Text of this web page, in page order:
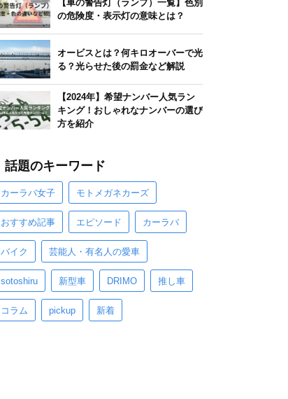
【車の警告灯（ランプ）一覧】色別
の危険度・表示灯の意味とは？
オービスとは？何キロオーバーで光
る？光らせた後の罰金など解説
【2024年】希望ナンバー人気ラン
キング！おしゃれなナンバーの選び
方を紹介
話題のキーワード
カーラバ女子 モトメガネカーズ
おすすめ記事 エピソード カーラバ
バイク 芸能人・有名人の愛車
sotoshiru 新型車 DRIMO 推し車
コラム pickup 新着